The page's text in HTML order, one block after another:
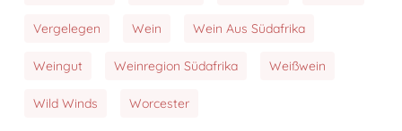
Vergelegen Wein Wein Aus Südafrika
Weingut Weinregion Südafrika Weißwein
Wild Winds Worcester